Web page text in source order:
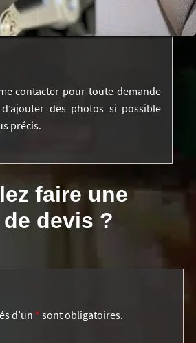
contacter pour toute demande
des photos si possible
précis.
faire une
devis ?
d’un * sont obligatoires.